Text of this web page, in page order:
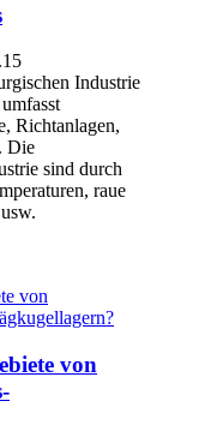
Industrie
Richtanlagen,
Die
sind durch
raue
von